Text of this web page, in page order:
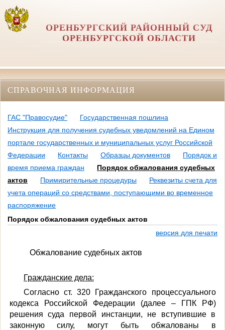
ОРЕНБУРГСКИЙ РАЙОННЫЙ СУД
ОРЕНБУРГСКОЙ ОБЛАСТИ
СПРАВОЧНАЯ ИНФОРМАЦИЯ
ГАС "Правосудие"
Государственная пошлина
Инструкция для получения судебных уведомлений на Едином
портале государственных и муниципальных услуг Российской
Федерации
Контакты Образцы документов
Порядок и
время приема граждан
Порядок обжалования судебных
актов
Примирительные процедуры
Реквезиты счета для
учета операций со средствами, поступающими во временное
распоряжение
Порядок обжалования судебных актов
версия для печати
Обжалование судебных актов
Гражданские дела:
Согласно ст. 320 Гражданского процессуального
кодекса Российской Федерации (далее – ГПК РФ)
решения суда первой инстанции, не вступившие в
законную силу, могут быть обжалованы в